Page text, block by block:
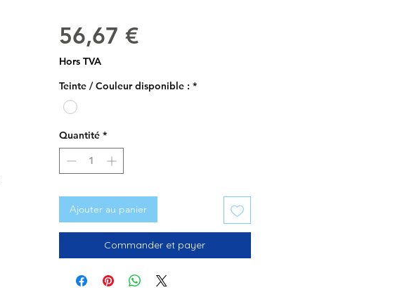
56,67 €Prix
Hors TVA
Teinte / Couleur disponible : *
Quantité *
Ajouter au panier
Commander et payer